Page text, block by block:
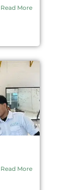
Read More
Read More